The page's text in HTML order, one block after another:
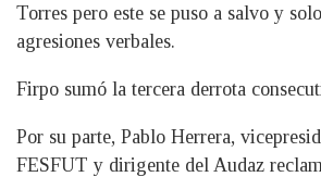
Torres pero este se puso a salvo y
agresiones verbales.
Firpo sumó la tercera derrota
Por su parte, Pablo Herrera,
FESFUT y dirigente del Audaz